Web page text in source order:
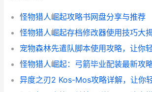
怪物猎人崛起攻略书网盘分享与推荐
怪物猎人崛起存档修改器使用技巧大
怪物猎人崛起：弓箭毕业配装最新攻